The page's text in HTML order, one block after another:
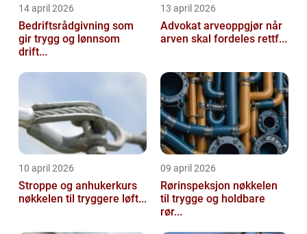
14 april 2026
Bedriftsrådgivning som
gir trygg og lønnsom
drift...
13 april 2026
Advokat arveoppgjør når
arven skal fordeles rettf...
10 april 2026
Stroppe og anhukerkurs
nøkkelen til tryggere løft...
09 april 2026
Rørinspeksjon nøkkelen
til trygge og holdbare
rør...